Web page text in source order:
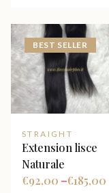
BEST SELLER
STRAIGHT
Extension lisce
Naturale
92,00
€ – 185,00
€